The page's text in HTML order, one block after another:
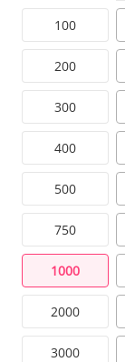
100
200
300
400
500
750
1000
2000
3000